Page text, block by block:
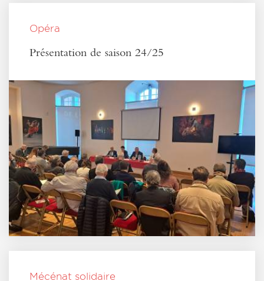
Opéra
Présentation de saison 24/25
Mécénat solidaire